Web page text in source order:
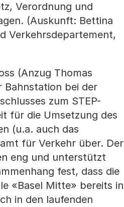
Verordnung und
(Auskunft: Bettina
Verkehrsdepartement,
(Anzug Thomas
Bahnstation bei der
zum STEP-
für die Umsetzung des
(u.a. auch das
für Verkehr über. Der
eng und unterstützt
fest, dass die
«Basel Mitte» bereits in
in den laufenden